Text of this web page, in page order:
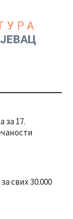
за 17.
свих 30.000